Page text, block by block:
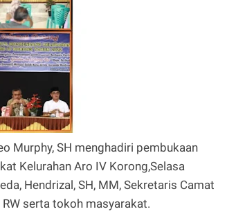
Murphy, SH menghadiri pembukaan
Kelurahan Aro IV Korong,Selasa
Hendrizal, SH, MM, Sekretaris Camat
RW serta tokoh masyarakat.